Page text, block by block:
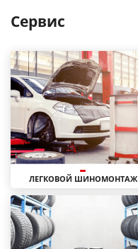
Сервис
ЛЕГКОВОЙ ШИНОМОНТАЖ